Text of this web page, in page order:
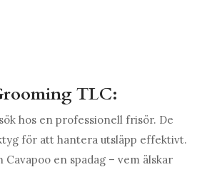
TLC:
hos en professionell frisör. De
för att hantera utsläpp effektivt.
en spadag – vem älskar